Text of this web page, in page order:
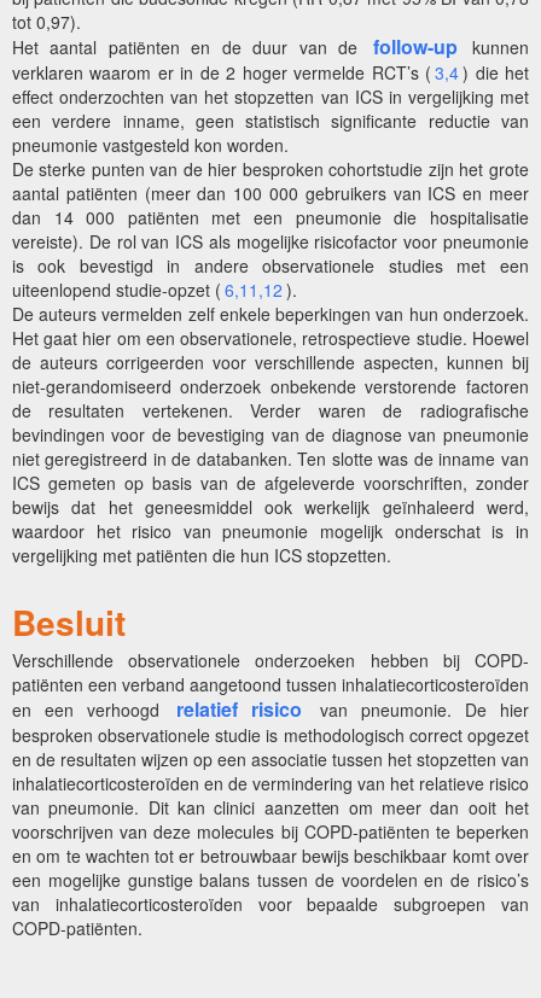
tot 0,97).
Het aantal patiënten en de duur van de
follow-up
kunnen
verklaren waarom er in de 2 hoger vermelde RCT’s ( 3,4) die het
effect onderzochten van het stopzetten van ICS in vergelijking met
een verdere inname, geen statistisch significante reductie van
pneumonie vastgesteld kon worden.
De sterke punten van de hier besproken cohortstudie zijn het grote
aantal patiënten (meer dan 100 000 gebruikers van ICS en meer
dan 14 000 patiënten met een pneumonie die hospitalisatie
vereiste). De rol van ICS als mogelijke risicofactor voor pneumonie
is ook bevestigd in andere observationele studies met een
uiteenlopend studie-opzet ( 6,11,12 ).
De auteurs vermelden zelf enkele beperkingen van hun onderzoek.
Het gaat hier om een observationele, retrospectieve studie. Hoewel
de auteurs corrigeerden voor verschillende aspecten, kunnen bij
niet-gerandomiseerd onderzoek onbekende verstorende factoren
de resultaten vertekenen. Verder waren de radiografische
bevindingen voor de bevestiging van de diagnose van pneumonie
niet geregistreerd in de databanken. Ten slotte was de inname van
ICS gemeten op basis van de afgeleverde voorschriften, zonder
bewijs dat het geneesmiddel ook werkelijk geïnhaleerd werd,
waardoor het risico van pneumonie mogelijk onderschat is in
vergelijking met patiënten die hun ICS stopzetten.
Besluit
Verschillende observationele onderzoeken hebben bij COPD-
patiënten een verband aangetoond tussen inhalatiecorticosteroïden
en een verhoogd
relatief risico
van pneumonie. De hier
besproken observationele studie is methodologisch correct opgezet
en de resultaten wijzen op een associatie tussen het stopzetten van
inhalatiecorticosteroïden en de vermindering van het relatieve risico
van pneumonie. Dit kan clinici aanzetten om meer dan ooit het
voorschrijven van deze molecules bij COPD-patiënten te beperken
en om te wachten tot er betrouwbaar bewijs beschikbaar komt over
een mogelijke gunstige balans tussen de voordelen en de risico’s
van inhalatiecorticosteroïden voor bepaalde subgroepen van
COPD-patiënten.